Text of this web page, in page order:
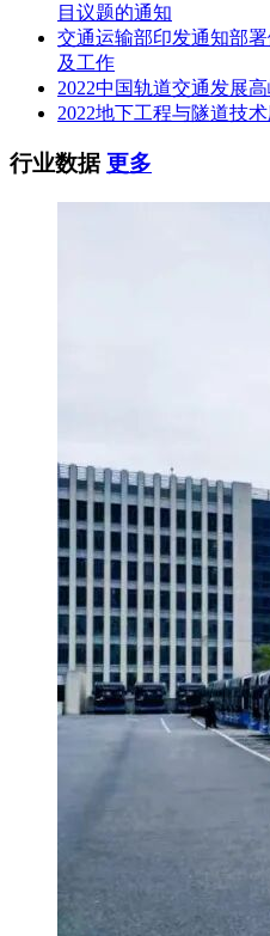
围。每位乘客均可使用免费
相关机构合作，提升了巴士的
按钮上采用醒目的颜色对比，
据EBS透露，该公司运营的纯
目前，EBS在海牙、艾瑟尔-
尔内-普滕-罗森堡等特许经营
并将于2026年扩展至泽兰省。
目议题的通知
交通运输部印发通知部
及工作
2022中国轨道交通发展
2022地下工程与隧道技
行业数据更多